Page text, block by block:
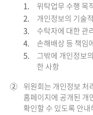
1.
위탁업무 수행 목
2.
개인정보의 기술
3.
수탁자에 대한 관
4.
손해배상 등 책임
5.
그밖에 개인정보
한 사항
② 위원회는 개인정보 처
홈페이지에 공개된 개
확인할 수 있도록 안